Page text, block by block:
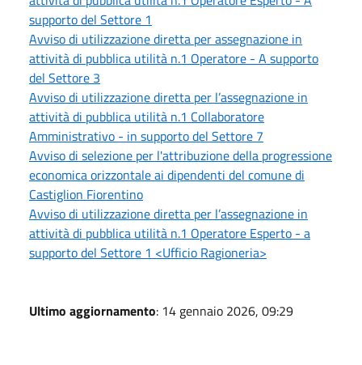
supporto del Settore 1
Avviso di utilizzazione diretta per assegnazione in
attività di pubblica utilità n.1 Operatore - A supporto
del Settore 3
Avviso di utilizzazione diretta per l’assegnazione in
attività di pubblica utilità n.1 Collaboratore
Amministrativo - in supporto del Settore 7
Avviso di selezione per l'attribuzione della progressione
economica orizzontale ai dipendenti del comune di
Castiglion Fiorentino
Avviso di utilizzazione diretta per l’assegnazione in
attività di pubblica utilità n.1 Operatore Esperto - a
supporto del Settore 1 <Ufficio Ragioneria>
Ultimo aggiornamento: 14 gennaio 2026, 09:29